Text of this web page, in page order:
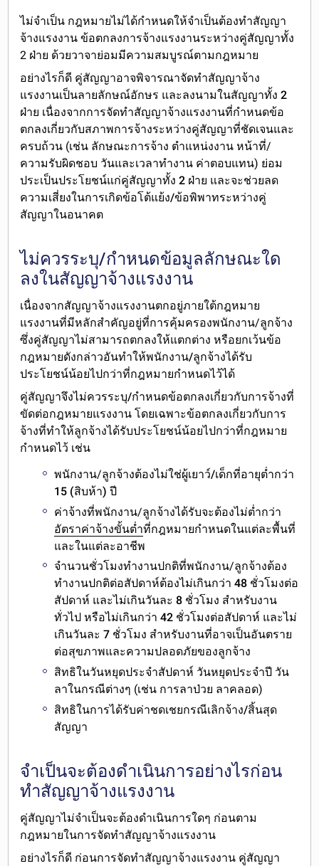
ไม่จำเป็น กฎหมายไม่ได้กำหนดให้จำเป็นต้องทำสัญญา
จ้างแรงงาน ข้อตกลงการจ้างแรงงานระหว่างคู่สัญญาทั้ง
2 ฝ่าย ด้วยวาจาย่อมมีความสมบูรณ์ตามกฎหมาย
อย่างไรก็ดี คู่สัญญาอาจพิจารณาจัดทำสัญญาจ้าง
แรงงานเป็นลายลักษณ์อักษร และลงนามในสัญญาทั้ง 2
ฝ่าย เนื่องจากการจัดทำสัญญาจ้างแรงงานที่กำหนดข้อ
ตกลงเกี่ยวกับสภาพการจ้างระหว่างคู่สัญญาที่ชัดเจนและ
ครบถ้วน (เช่น ลักษณะการจ้าง ตำแหน่งงาน หน้าที่/
ความรับผิดชอบ วันและเวลาทำงาน ค่าตอบแทน) ย่อม
ประเป็นประโยชน์แก่คู่สัญญาทั้ง 2 ฝ่าย และจะช่วยลด
ความเสี่ยงในการเกิดข้อโต้แย้ง/ข้อพิพาทระหว่างคู่
สัญญาในอนาคต
ไม่ควรระบุ/กำหนดข้อมูลลักษณะใด
ลงในสัญญาจ้างแรงงาน
เนื่องจากสัญญาจ้างแรงงานตกอยู่ภายใต้กฎหมาย
แรงงานที่มีหลักสำคัญอยู่ที่การคุ้มครองพนักงาน/ลูกจ้าง
ซึ่งคู่สัญญาไม่สามารถตกลงให้แตกต่าง หรือยกเว้นข้อ
กฎหมายดังกล่าวอันทำให้พนักงาน/ลูกจ้างได้รับ
ประโยชน์น้อยไปกว่าที่กฎหมายกำหนดไว้ได้
คู่สัญญาจึงไม่ควรระบุ/กำหนดข้อตกลงเกี่ยวกับการจ้างที่
ขัดต่อกฎหมายแรงงาน โดยเฉพาะข้อตกลงเกี่ยวกับการ
จ้างที่ทำให้ลูกจ้างได้รับประโยชน์น้อยไปกว่าที่กฎหมาย
กำหนดไว้ เช่น
พนักงาน/ลูกจ้างต้องไม่ใช่ผู้เยาว์/เด็กที่อายุต่ำกว่า
15 (สิบห้า) ปี
ค่าจ้างที่พนักงาน/ลูกจ้างได้รับจะต้องไม่ต่ำกว่า
อัตราค่าจ้างขั้นต่ำที่กฎหมายกำหนดในแต่ละพื้นที่
และในแต่ละอาชีพ
จำนวนชั่วโมงทำงานปกติที่พนักงาน/ลูกจ้างต้อง
ทำงานปกติต่อสัปดาห์ต้องไม่เกินกว่า 48 ชั่วโมงต่อ
สัปดาห์ และไม่เกินวันละ 8 ชั่วโมง สำหรับงาน
ทั่วไป หรือไม่เกินกว่า 42 ชั่วโมงต่อสัปดาห์ และไม่
เกินวันละ 7 ชั่วโมง สำหรับงานที่อาจเป็นอันตราย
ต่อสุขภาพและความปลอดภัยของลูกจ้าง
สิทธิในวันหยุดประจำสัปดาห์ วันหยุดประจำปี วัน
ลาในกรณีต่างๆ (เช่น การลาป่วย ลาคลอด)
สิทธิในการได้รับค่าชดเชยกรณีเลิกจ้าง/สิ้นสุด
สัญญา
จำเป็นจะต้องดำเนินการอย่างไรก่อน
ทำสัญญาจ้างแรงงาน
คู่สัญญาไม่จำเป็นจะต้องดำเนินการใดๆ ก่อนตาม
กฎหมายในการจัดทำสัญญาจ้างแรงงาน
อย่างไรก็ดี ก่อนการจัดทำสัญญาจ้างแรงงาน คู่สัญญา